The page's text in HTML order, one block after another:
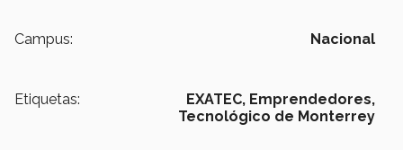
Campus: Nacional
Etiquetas: EXATEC, Emprendedores,
Tecnológico de Monterrey